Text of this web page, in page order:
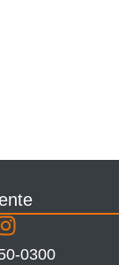
0300